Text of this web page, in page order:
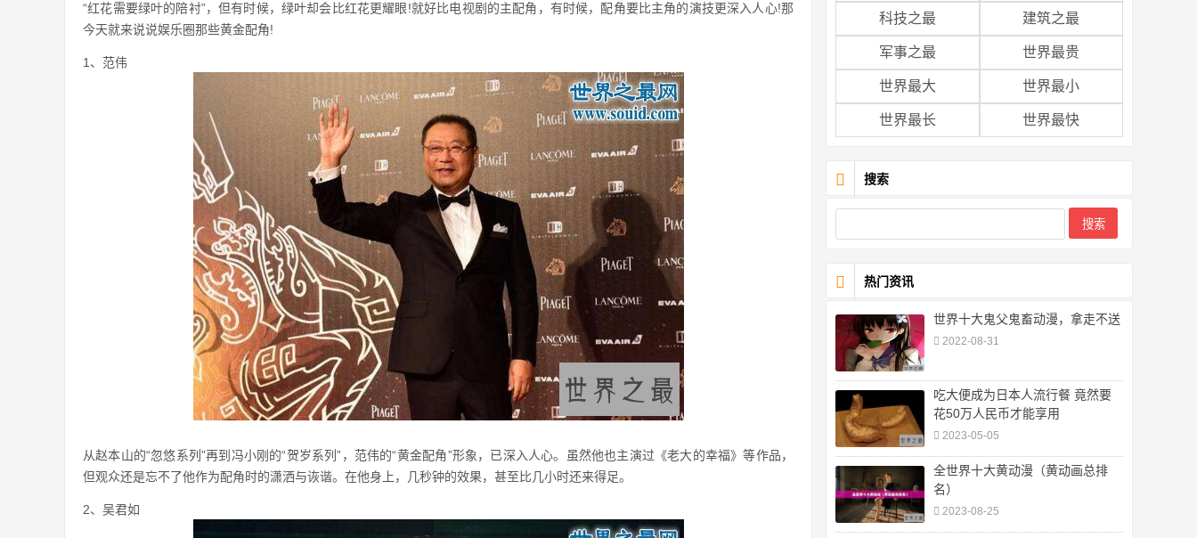
“红花需要绿叶的陪衬”，但有时候，绿叶却会比红花更耀眼!就好比电视剧的主配角，有时候，配角要比主角的演技更深入人心!那
今天就来说说娱乐圈那些黄金配角!
1、范伟
从赵本山的“忽悠系列”再到冯小刚的“贺岁系列”，范伟的“黄金配角”形象，已深入人心。虽然他也主演过《老大的幸福》等作品，
但观众还是忘不了他作为配角时的潇洒与诙谐。在他身上，几秒钟的效果，甚至比几小时还来得足。
2、吴君如
科技之最 建筑之最
军事之最 世界最贵
世界最大 世界最小
世界最长 世界最快
搜索
热门资讯
世界十大鬼父鬼畜动漫，拿走不送
2022-08-31
吃大便成为日本人流行餐 竟然要
花50万人民币才能享用
2023-05-05
全世界十大黄动漫（黄动画总排
名）
2023-08-25